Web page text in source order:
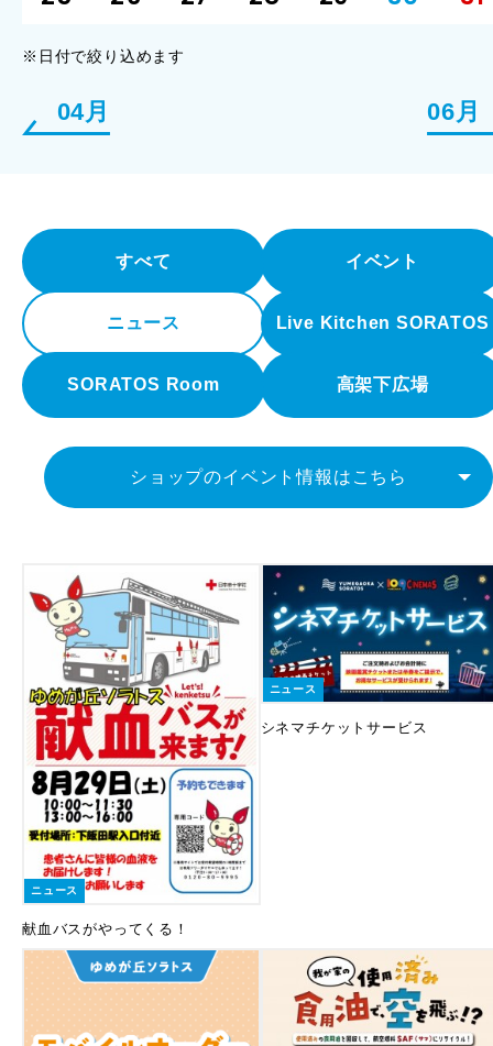
04月
※日付で絞り込めます
06月
すべて イベント
ニュース Live Kitchen SORATOS
SORATOS Room 高架下広場
ショップのイベント情報はこちら
ニュース
献血バスがやってくる！
ニュース
シネマチケットサービス